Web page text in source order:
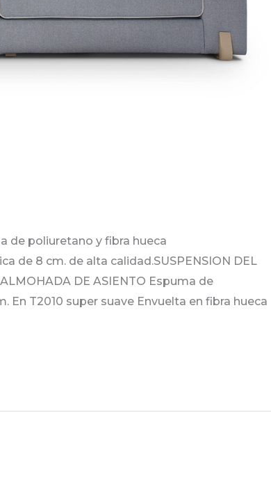
de poliuretano y fibra hueca
de 8 cm. de alta calidad.SUSPENSION DEL
DE ASIENTO Espuma de
En T2010 super suave Envuelta en fibra hueca